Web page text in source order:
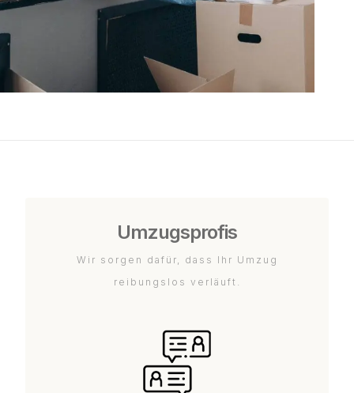
Umzugsprofis
Wir sorgen dafür, dass Ihr Umzug
reibungslos verläuft.